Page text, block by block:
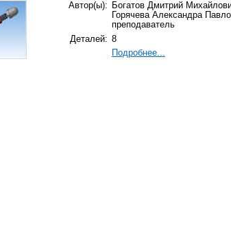
Автор(ы):
Богатов Дмитрий
Горячева Александра
преподаватель
Деталей: 8
Подробнее...